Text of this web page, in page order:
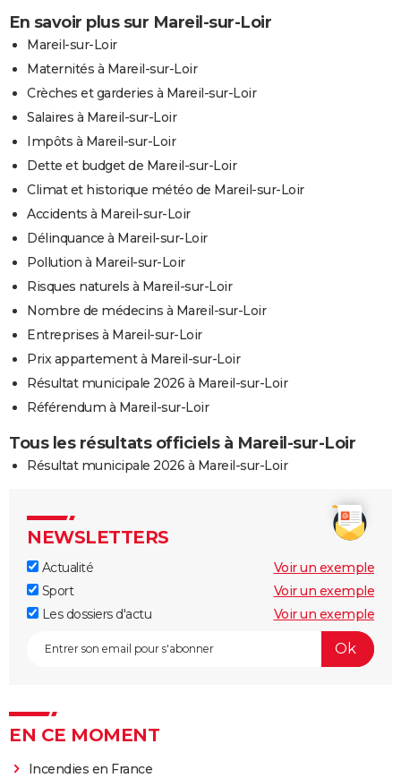
En savoir plus sur Mareil-sur-Loir
Mareil-sur-Loir
Maternités à Mareil-sur-Loir
Crèches et garderies à Mareil-sur-Loir
Salaires à Mareil-sur-Loir
Impôts à Mareil-sur-Loir
Dette et budget de Mareil-sur-Loir
Climat et historique météo de Mareil-sur-Loir
Accidents à Mareil-sur-Loir
Délinquance à Mareil-sur-Loir
Pollution à Mareil-sur-Loir
Risques naturels à Mareil-sur-Loir
Nombre de médecins à Mareil-sur-Loir
Entreprises à Mareil-sur-Loir
Prix appartement à Mareil-sur-Loir
Résultat municipale 2026 à Mareil-sur-Loir
Référendum à Mareil-sur-Loir
Tous les résultats officiels à Mareil-sur-Loir
Résultat municipale 2026 à Mareil-sur-Loir
NEWSLETTERS
Actualité
Voir un exemple
Sport
Voir un exemple
Les dossiers d'actu
Voir un exemple
EN CE MOMENT
Incendies en France